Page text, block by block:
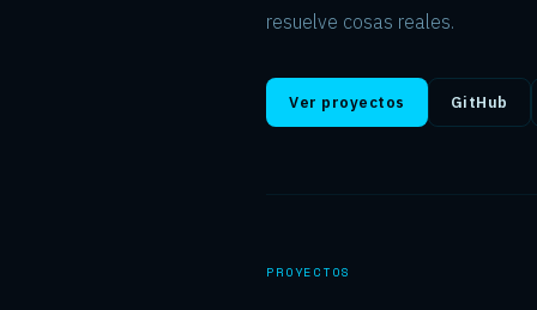
resuelve cosas reales.
Ver proyectos GitHub
PROYECTOS